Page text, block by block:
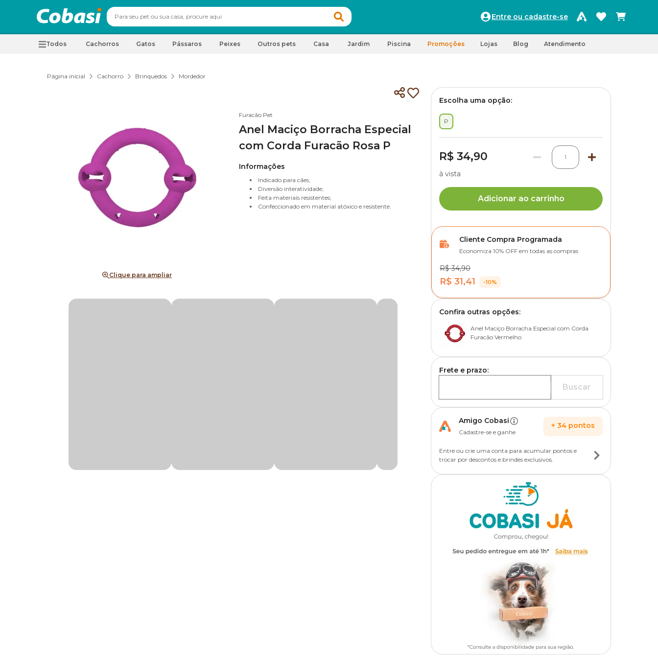
Entre ou cadastre-se
Todos Cachorros Gatos Pássaros Peixes Outros pets Casa Jardim Piscina Promoções Lojas Blog Atendimento
Página inicial Cachorro Brinquedos Mordedor
Clique para ampliar
Furacão Pet
Anel Maciço Borracha Especial
com Corda Furacão Rosa P
Informações
Indicado para cães;
Diversão interatividade;
Feita materiais resistentes;
Confeccionado em material atóxico e resistente.
Escolha uma opção:
P
R$ 34,90 1
à vista
Adicionar ao carrinho
Cliente Compra Programada
Economiza 10% OFF em todas as compras
R$ 34,90
R$ 31,41 -10%
Confira outras opções:
Anel Maciço Borracha Especial com Corda
Furacão Vermelho
Frete e prazo:
Buscar
Amigo Cobasi
Cadastre-se e ganhe
+ 34 pontos
Entre ou crie uma conta para acumular pontos e
trocar por descontos e brindes exclusivos.